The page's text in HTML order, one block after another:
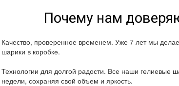
Почему нам
Качество, проверенное временем. Уже 7 лет мы
шарики в коробке.
Технологии для долгой радости. Все наши гелиевые
недели, сохраняя свой объем и яркость.